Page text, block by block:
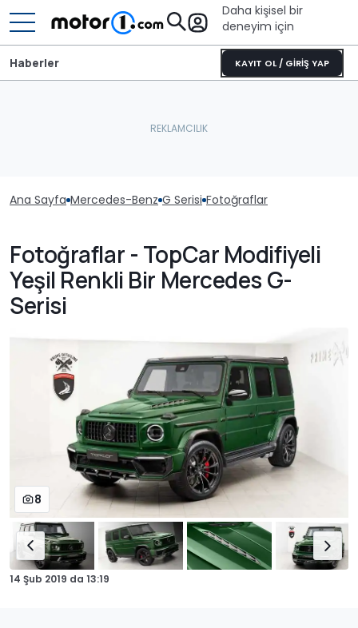
Daha kişisel bir
deneyim için
KAYIT OL / GİRİŞ YAP
Haberler
Ana Sayfa Mercedes-Benz G Serisi Fotoğraflar
Fotoğraflar - TopCar Modifiyeli
Yeşil Renkli Bir Mercedes G-
Serisi
8
14 Şub 2019 da 13:19